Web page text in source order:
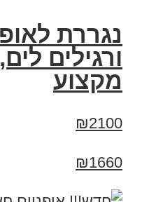
נגררת
ורגילים
מקצוע
₪2100
₪1660